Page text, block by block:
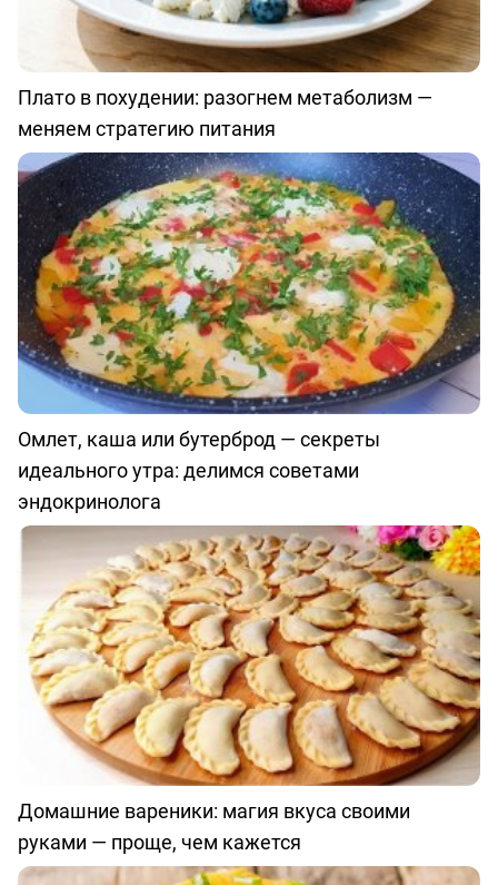
Плато в похудении: разогнем метаболизм —
меняем стратегию питания
Омлет, каша или бутерброд — секреты
идеального утра: делимся советами
эндокринолога
Домашние вареники: магия вкуса своими
руками — проще, чем кажется